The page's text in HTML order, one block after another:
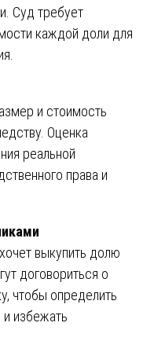
Суд требует
каждой доли для
и стоимость
Оценка
реальной
права и
выкупить долю
договориться о
чтобы определить
избежать